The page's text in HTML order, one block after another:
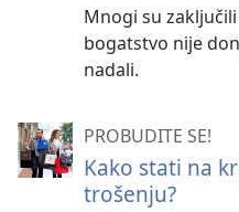
Mnogi su
bogatstvo nije
nadali.
PROBUDITE SE!
Kako stati na
trošenju?